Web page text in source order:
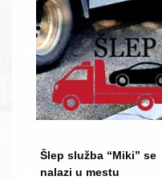
Šlep služba “Miki” se
nalazi u mestu